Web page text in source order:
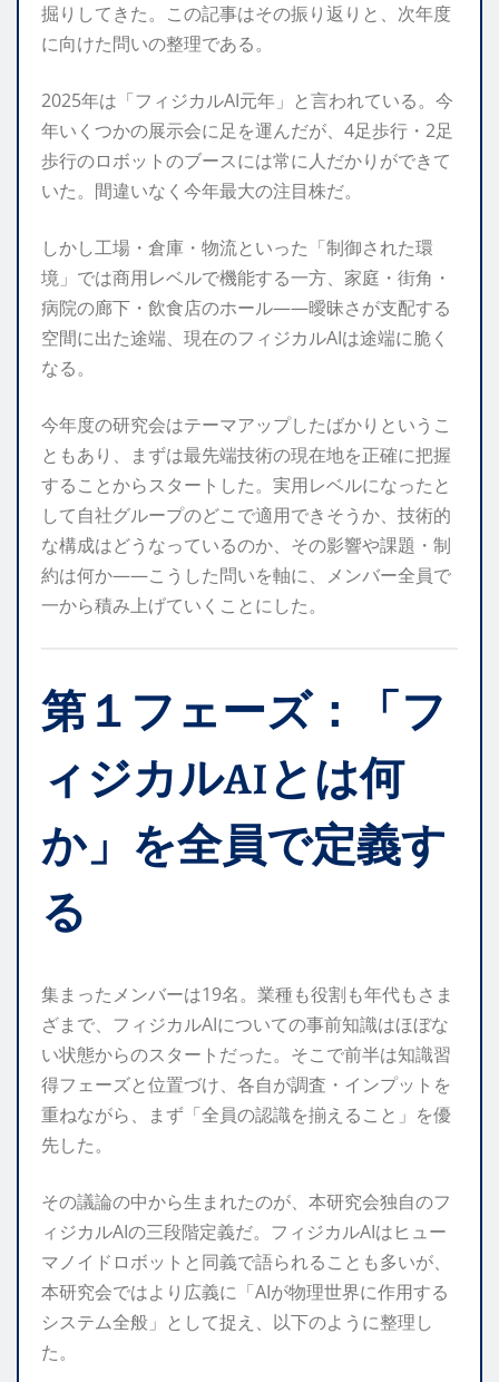
掘りしてきた。この記事はその振り返りと、次年度
に向けた問いの整理である。
2025年は「フィジカルAI元年」と言われている。今
年いくつかの展示会に足を運んだが、4足歩行・2足
歩行のロボットのブースには常に人だかりができて
いた。間違いなく今年最大の注目株だ。
しかし工場・倉庫・物流といった「制御された環
境」では商用レベルで機能する一方、家庭・街角・
病院の廊下・飲食店のホール——曖昧さが支配する
空間に出た途端、現在のフィジカルAIは途端に脆く
なる。
今年度の研究会はテーマアップしたばかりというこ
ともあり、まずは最先端技術の現在地を正確に把握
することからスタートした。実用レベルになったと
して自社グループのどこで適用できそうか、技術的
な構成はどうなっているのか、その影響や課題・制
約は何か——こうした問いを軸に、メンバー全員で
一から積み上げていくことにした。
第１フェーズ：「フ
ィジカルAIとは何
か」を全員で定義す
る
集まったメンバーは19名。業種も役割も年代もさま
ざまで、フィジカルAIについての事前知識はほぼな
い状態からのスタートだった。そこで前半は知識習
得フェーズと位置づけ、各自が調査・インプットを
重ねながら、まず「全員の認識を揃えること」を優
先した。
その議論の中から生まれたのが、本研究会独自のフ
ィジカルAIの三段階定義だ。フィジカルAIはヒュー
マノイドロボットと同義で語られることも多いが、
本研究会ではより広義に「AIが物理世界に作用する
システム全般」として捉え、以下のように整理し
た。